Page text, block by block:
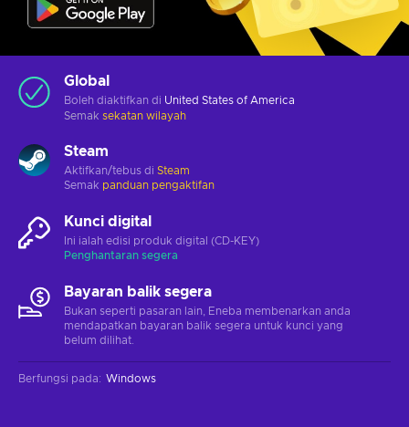
Global
Boleh diaktifkan di United States of America
Semak sekatan wilayah
Steam
Aktifkan/tebus di Steam
Semak panduan pengaktifan
Kunci digital
Ini ialah edisi produk digital (CD-KEY)
Penghantaran segera
Bayaran balik segera
Bukan seperti pasaran lain, Eneba membenarkan anda
mendapatkan bayaran balik segera untuk kunci yang
belum dilihat.
Berfungsi pada: Windows